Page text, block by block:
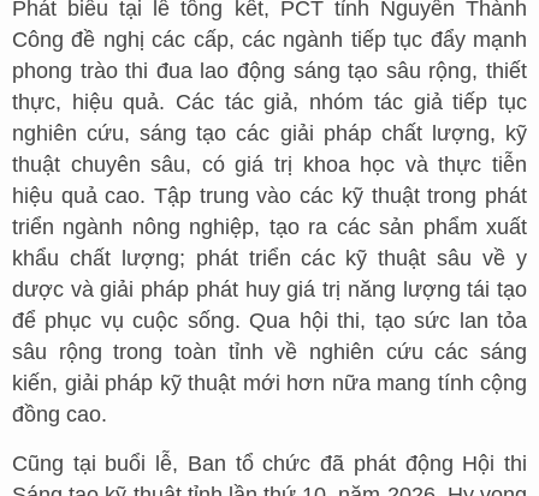
Phát biểu tại lễ tổng kết, PCT tỉnh Nguyễn Thành
Công đề nghị các cấp, các ngành tiếp tục đẩy mạnh
phong trào thi đua lao động sáng tạo sâu rộng, thiết
thực, hiệu quả. Các tác giả, nhóm tác giả tiếp tục
nghiên cứu, sáng tạo các giải pháp chất lượng, kỹ
thuật chuyên sâu, có giá trị khoa học và thực tiễn
hiệu quả cao. Tập trung vào các kỹ thuật trong phát
triển ngành nông nghiệp, tạo ra các sản phẩm xuất
khẩu chất lượng; phát triển các kỹ thuật sâu về y
dược và giải pháp phát huy giá trị năng lượng tái tạo
để phục vụ cuộc sống. Qua hội thi, tạo sức lan tỏa
sâu rộng trong toàn tỉnh về nghiên cứu các sáng
kiến, giải pháp kỹ thuật mới hơn nữa mang tính cộng
đồng cao.
Cũng tại buổi lễ, Ban tổ chức đã phát động Hội thi